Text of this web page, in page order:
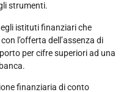
strumenti.
istituti finanziari che
l’offerta dell’assenza di
per cifre superiori ad una
finanziaria di conto